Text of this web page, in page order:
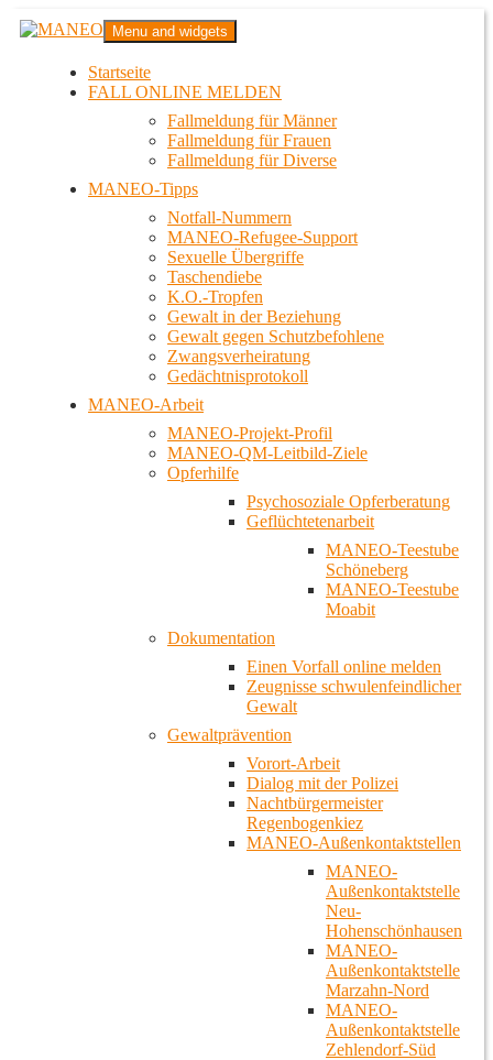
Zum
InhaltMANEO
Das schwule Anti-Gewalt-Projekt in Berlin
Menu and widgets
Startseite
FALL ONLINE MELDEN
Fallmeldung für Männer
Fallmeldung für Frauen
Fallmeldung für Diverse
MANEO-Tipps
Notfall-Nummern
MANEO-Refugee-Support
Sexuelle Übergriffe
Taschendiebe
K.O.-Tropfen
Gewalt in der Beziehung
Gewalt gegen Schutzbefohlene
Zwangsverheiratung
Gedächtnisprotokoll
MANEO-Arbeit
MANEO-Projekt-Profil
MANEO-QM-Leitbild-Ziele
Opferhilfe
Psychosoziale Opferberatung
Geflüchtetenarbeit
MANEO-Teestube
Schöneberg
MANEO-Teestube
Moabit
Dokumentation
Einen Vorfall online melden
Zeugnisse schwulenfeindlicher
Gewalt
Gewaltprävention
Vorort-Arbeit
Dialog mit der Polizei
Nachtbürgermeister
Regenbogenkiez
MANEO-Außenkontaktstellen
MANEO-
Außenkontaktstelle
Neu-
Hohenschönhausen
MANEO-
Außenkontaktstelle
Marzahn-Nord
MANEO-
Außenkontaktstelle
Zehlendorf-Süd